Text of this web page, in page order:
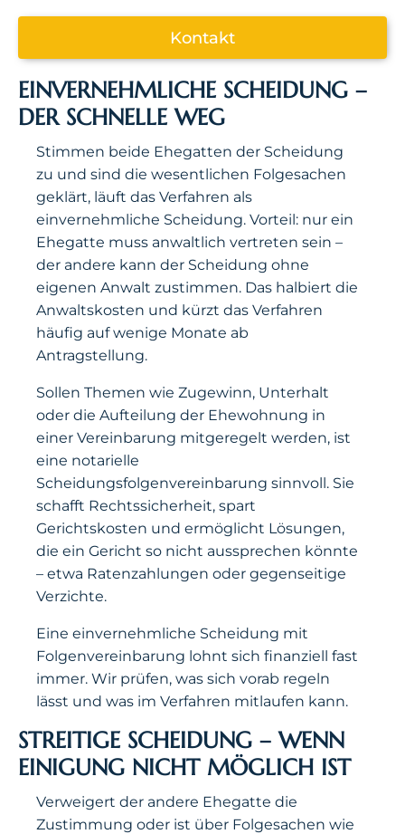
Kontakt
EINVERNEHMLICHE SCHEIDUNG –
DER SCHNELLE WEG
Stimmen beide Ehegatten der Scheidung
zu und sind die wesentlichen Folgesachen
geklärt, läuft das Verfahren als
einvernehmliche Scheidung. Vorteil: nur ein
Ehegatte muss anwaltlich vertreten sein –
der andere kann der Scheidung ohne
eigenen Anwalt zustimmen. Das halbiert die
Anwaltskosten und kürzt das Verfahren
häufig auf wenige Monate ab
Antragstellung.
Sollen Themen wie Zugewinn, Unterhalt
oder die Aufteilung der Ehewohnung in
einer Vereinbarung mitgeregelt werden, ist
eine notarielle
Scheidungsfolgenvereinbarung sinnvoll. Sie
schafft Rechtssicherheit, spart
Gerichtskosten und ermöglicht Lösungen,
die ein Gericht so nicht aussprechen könnte
– etwa Ratenzahlungen oder gegenseitige
Verzichte.
Eine einvernehmliche Scheidung mit
Folgenvereinbarung lohnt sich finanziell fast
immer. Wir prüfen, was sich vorab regeln
lässt und was im Verfahren mitlaufen kann.
STREITIGE SCHEIDUNG – WENN
EINIGUNG NICHT MÖGLICH IST
Verweigert der andere Ehegatte die
Zustimmung oder ist über Folgesachen wie